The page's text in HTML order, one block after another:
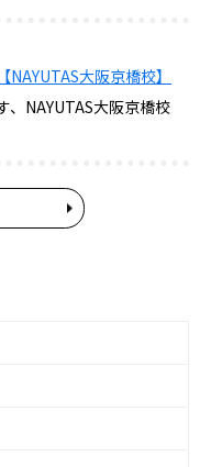
大阪京橋校】
、NAYUTAS大阪京橋校